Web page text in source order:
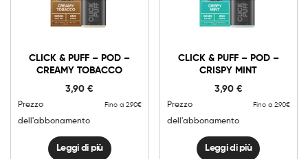
CLICK & PUFF – POD –
CREAMY TOBACCO
3,90€
Prezzo
dell'abbonamento
Fino a 2.90€
Leggi di più
CLICK & PUFF – POD –
CRISPY MINT
3,90 €
Prezzo
dell'abbonamento
Fino a 2.90€
Leggi di più